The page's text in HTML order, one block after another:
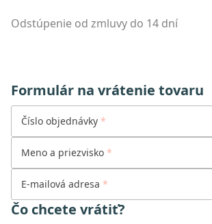
Odstúpenie od zmluvy do 14 dní
Formulár na vrátenie tovaru
Číslo objednávky
Meno a priezvisko
E-mailová adresa
Čo chcete vrátiť?